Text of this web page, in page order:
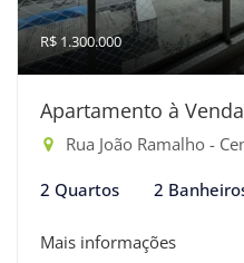
R$ 1.300.000
Apartamento à
Rua João Ramalho -
2 Quartos 2
Mais informações